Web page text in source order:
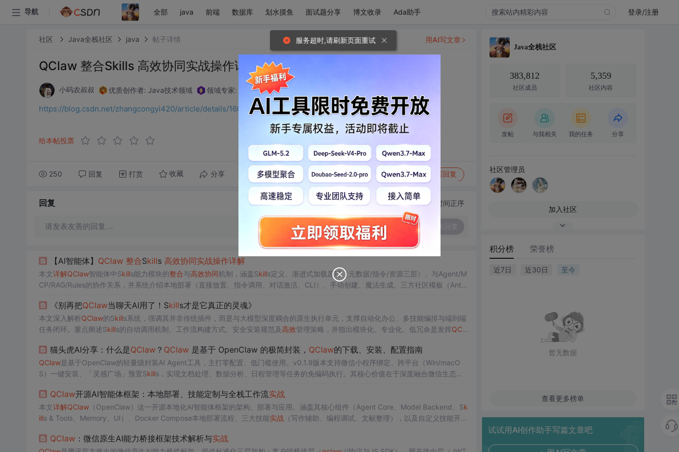
导航 全部 java 前端 数据库 划水摸鱼 面试题分享 博文收录 Ada助手 登录/注册
社区 Java全栈社区 java 帖子详情
QClaw 整合Skills 高效协同实战操作详解
小码农叔叔 优质创作者: Java技术领域 领域专家: 后端开发技术领域
https://blog.csdn.net/zhangcongyi420/article/details/160991304?spm=1001.2014.3001.5501
给本帖投票
250 回复 打赏 收藏 分享 转发到动态 举报 写回复
用AI写文章
回复 切换为时间正序
请发表友善的回复…
【AI智能体】 QClaw 整合Skills 高效协同实战操作详解
本文详解QClaw智能体中Skills能力模块的整合与高效协同机制，涵盖Skills定义、渐进式加载原理（元数据/指令/资源三层）、与Agent/M
CP/RAG/Rules的协作关系，并系统介绍本地部署（直接放置、指令调用、对话激活、CLI）、手动创建、魔法生成、三方社区模板（Anthr
全本地化优势。
《别再把QClaw当聊天AI用了！Skills才是它真正的灵魂》
本文深入解析QClaw的Skills系统，强调其并非传统插件，而是与大模型深度耦合的原生执行单元，支撑自动化办公、多技能编排与端到端
任务闭环。重点阐述Skills的自动调用机制、工作流构建方式、安全安装规范及 高效管理策略，并指出模块化、专业化、低冗余是发挥QCla
猫头虎AI分享：什么是QClaw？ QClaw是基于 OpenClaw 的极简封装， QClaw的下载、安装、配置指南
QClaw是基于OpenClaw的轻量级封装AI Agent工具，主打零配置、低门槛使用。v0.1.9版本支持微信小程序绑定、跨平台（Win/macO
S）一键安装、「灵感广场」预置Skills，实现文档处理、数据分析、日程管理等任务的免编码执行。其核心价值在于深度融合微信生态，
QClaw开源AI智能体框架：本地部署、技能定制与全栈工作流实战
本文详解QClaw（OpenClaw）这一开源本地化AI智能体框架的架构、部署与应用。涵盖其核心组件（Agent Core、Model Backend、Sk
ills & Tools、Memory、UI）、Docker Compose本地部署流程、三大技能实战（写作辅助、编程调试、文献整理），以及自定义技能开
QClaw：微信原生AI能力桥接框架技术解析与实战
Java全栈社区
383,812
社区成员
5,359
社区内容
发帖 与我相关 我的任务 分享
社区管理员
加入社区
积分榜 荣誉榜
近7日 近30日 至今
暂无数据
查看更多榜单
试试用AI创作助手写篇文章吧
服务超时,请刷新页面重试